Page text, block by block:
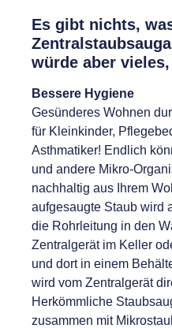
Es gibt nichts,
würde aber
Bessere Hygiene
Gesünderes Wohnen
für Kleinkinder,
Asthmatiker! Endlich
und andere Mikro-
nachhaltig aus Ihrem
aufgesaugte Staub wird
die Rohrleitung in den
Zentralgerät im Keller
und dort in einem
wird vom Zentralgerät
Herkömmliche
zusammen mit